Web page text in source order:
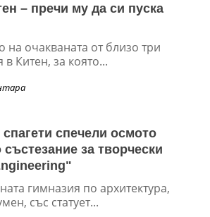
– пречи му да си пуска
на очакваната от близо три
Китен, за която...
спечели осмото
за творчески
гимназия по архитектура,
със статует...